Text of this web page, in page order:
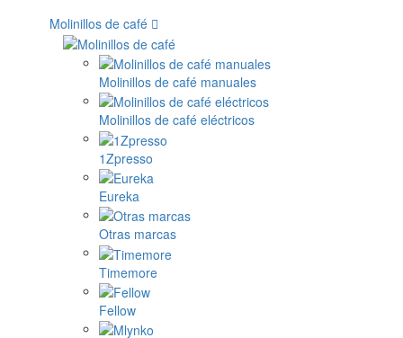
Molinillos de café
Molinillos de café manuales
Molinillos de café eléctricos
1Zpresso
Eureka
Otras marcas
Timemore
Fellow